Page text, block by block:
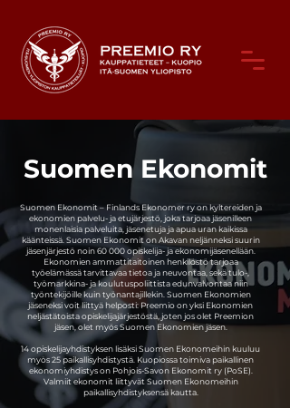
Suomen Ekonomit
Suomen Ekonomit – Finlands Ekonomer ry on kyltereiden ja
ekonomien palvelu- ja etujärjestö, joka tarjoaa jäsenilleen
monenlaisia palveluita, jäsenetuja ja apua uran kaikissa
käänteissä. Suomen Ekonomit on Akavan neljänneksi suurin
jäsenjärjestö noin 60 000 opiskelija- ja ekonomijäsenellään.
Ekonomien ammattitaitoinen henkilöstö tarjoaa
työelämässä tarvittavaa tietoa ja neuvontaa, sekä tulo-,
työmarkkina- ja koulutuspoliittista edunvalvontaa niin
työntekijöille kuin työnantajillekin. Suomen Ekonomien
jäseneksi voit liittyä helposti: Preemio on yksi Ekonomien
neljästätoista opiskelijajärjestöstä, joten jos olet Preemion
jäsen, olet myös Suomen Ekonomien jäsen.
14 opiskelijayhdistyksen lisäksi Suomen Ekonomeihin kuuluu
myös 25 paikallisyhdistystä. Kuopiossa toimiva paikallinen
ekonomiyhdistys on Pohjois-Savon Ekonomit ry (PoSE).
Valmiit ekonomit liittyvät Suomen Ekonomeihin
paikallisyhdistyksensä kautta.